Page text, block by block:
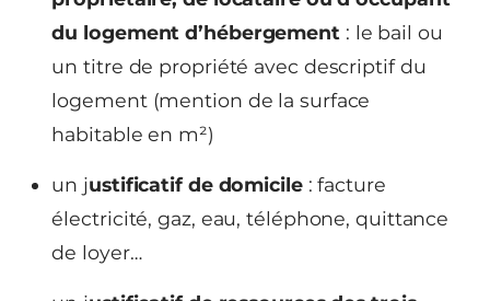
du logement d’hébergement : le bail ou
un titre de propriété avec descriptif du
logement (mention de la surface
habitable en m²)
un justificatif de domicile: facture
électricité, gaz, eau, téléphone, quittance
de loyer…